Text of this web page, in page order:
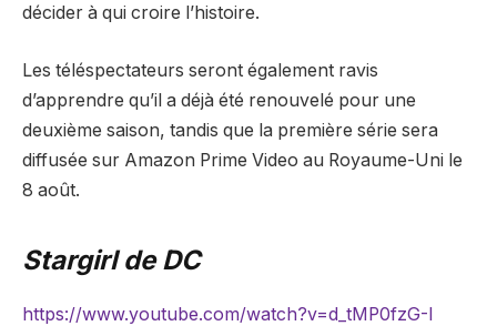
décider à qui croire l’histoire.
Les téléspectateurs seront également ravis
d’apprendre qu’il a déjà été renouvelé pour une
deuxième saison, tandis que la première série sera
diffusée sur Amazon Prime Video au Royaume-Uni le
8 août.
Stargirl de DC
https://www.youtube.com/watch?v=d_tMP0fzG-I